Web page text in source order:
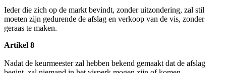
Ieder die zich op de markt bevindt, zonder uitzondering, zal stil
moeten zijn gedurende de afslag en verkoop van de vis, zonder
geraas te maken.
Artikel 8
Nadat de keurmeester zal hebben bekend gemaakt dat de afslag